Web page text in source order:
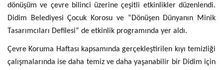
dönüşüm ve çevre bilinci üzerine çeşitli etkinlikler düzenlendi.
Didim Belediyesi Çocuk Korosu ve “Dönüşen Dünyanın Minik
Tasarımcıları Defilesi” de etkinlik programında yer aldı.
Çevre Koruma Haftası kapsamında gerçekleştirilen kıyı temizliği
çalışmalarında ise daha temiz ve daha yaşanabilir bir Didim için